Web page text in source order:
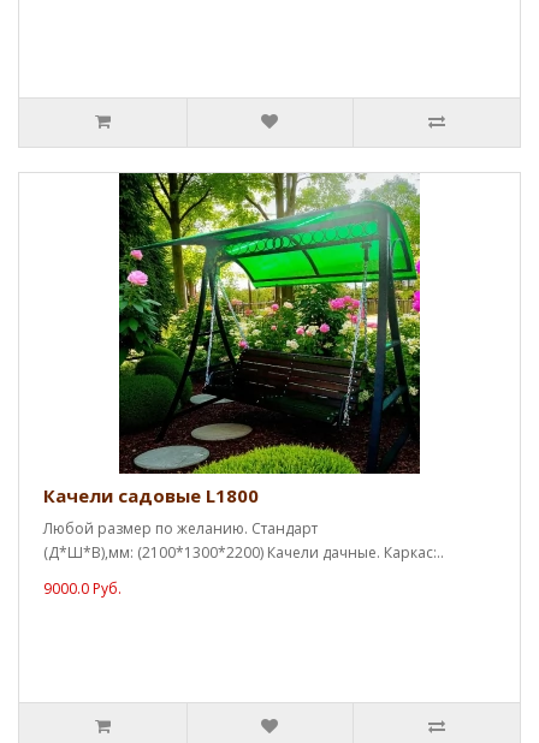
Качели садовые L1800
Любой размер по желанию. Стандарт
(Д*Ш*В),мм: (2100*1300*2200) Качели дачные. Каркас:..
9000.0 Руб.